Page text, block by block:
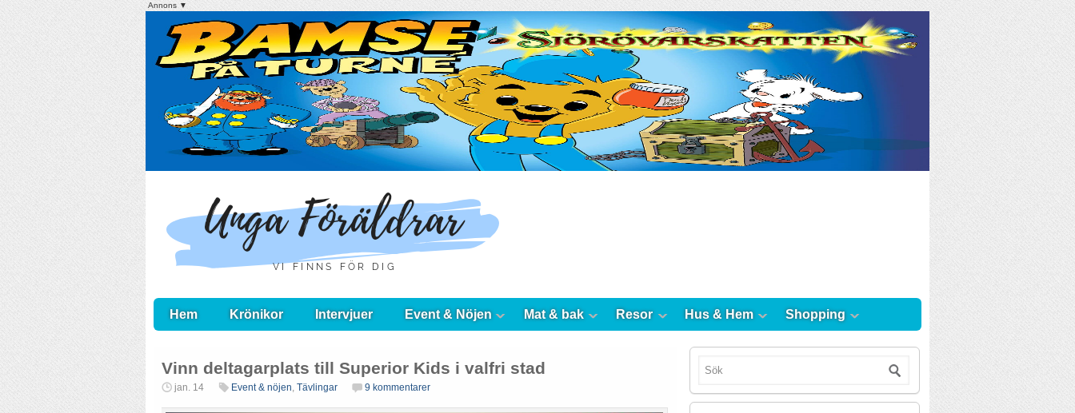
Annons ▼
Hem Krönikor Intervjuer Event & Nöjen Mat & bak Resor Hus & Hem Shopping
Vinn deltagarplats till Superior Kids i valfri stad
jan. 14 Event & nöjen, Tävlingar 9 kommentarer